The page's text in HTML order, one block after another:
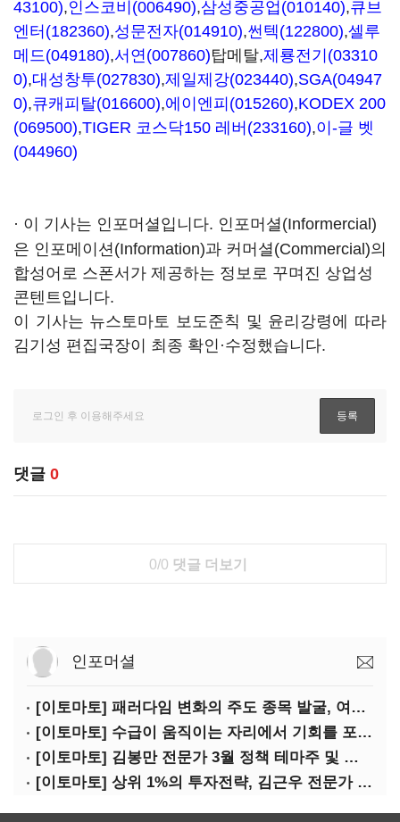
43100),인스코비(006490),삼성중공업(010140),큐브
엔터(182360),성문전자(014910),썬텍(122800),셀루
메드(049180),서연(007860)탑메탈,제룡전기(03310
0),대성창투(027830),제일제강(023440),SGA(04947
0),큐캐피탈(016600),에이엔피(015260),KODEX 200
(069500),TIGER 코스닥150 레버(233160),이-글 벳
(044960)
· 이 기사는 인포머셜입니다. 인포머셜(Informercial)
은 인포메이션(Information)과 커머셜(Commercial)의
합성어로 스폰서가 제공하는 정보로 꾸며진 상업성
콘텐트입니다.
이 기사는 뉴스토마토 보도준칙 및 윤리강령에 따라
김기성 편집국장이 최종 확인·수정했습니다.
댓글 0
0/0 댓글 더보기
인포머셜
[이토마토] 패러다임 변화의 주도 종목 발굴, 여인수 전문가 투자클럽
[이토마토] 수급이 움직이는 자리에서 기회를 포착하다, 김형일 전문가 투자클럽
[이토마토] 김봉만 전문가 3월 정책 테마주 및 제약 바이오 선취매 전략 아카데미 3/5(목) 2부 진행
[이토마토] 상위 1%의 투자전략, 김근우 전문가 투자클럽에서 확인하세요